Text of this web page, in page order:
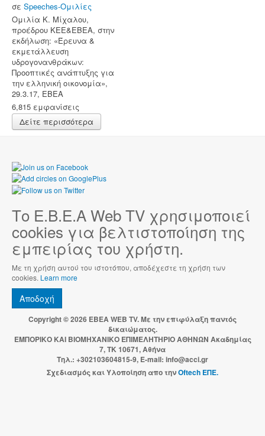
σε Speeches-Ομιλίες
Ομιλία Κ. Μίχαλου,
προέδρου ΚΕΕ&ΕΒΕΑ, στην
εκδήλωση: «Έρευνα &
εκμετάλλευση
υδρογονανθράκων:
Προοπτικές ανάπτυξης για
την ελληνική οικονομία»,
29.3.17, ΕΒΕΑ
6,815 εμφανίσεις
Δείτε περισσότερα
Το Ε.Β.Ε.Α Web TV χρησιμοποιεί
cookies για βελτιστοποίηση της
εμπειρίας του χρήστη.
Με τη χρήση αυτού του ιστοτόπου, αποδέχεστε τη χρήση των
cookies. Learn more
Αποδοχή
Copyright © 2026 EBEA WEB TV. Με την επιφύλαξη παντός
δικαιώματος.
ΕΜΠΟΡΙΚΟ ΚΑΙ ΒΙΟΜΗΧΑΝΙΚΟ ΕΠΙΜΕΛΗΤΗΡΙΟ ΑΘΗΝΩΝ Ακαδημίας
7, ΤΚ 10671, Αθήνα
Τηλ.: +302103604815-9, E-mail: info@acci.gr
Σχεδιασμός και Υλοποίηση απο τηνOftech ΕΠΕ.